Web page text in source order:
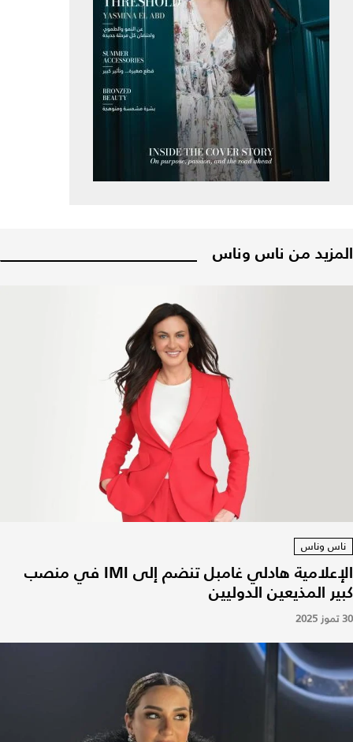
المزيد من ناس وناس
ناس وناس
الإعلامية هادلي غامبل تنضم إلى IMI في منصب
كبير المذيعين الدوليين
30 تموز 2025